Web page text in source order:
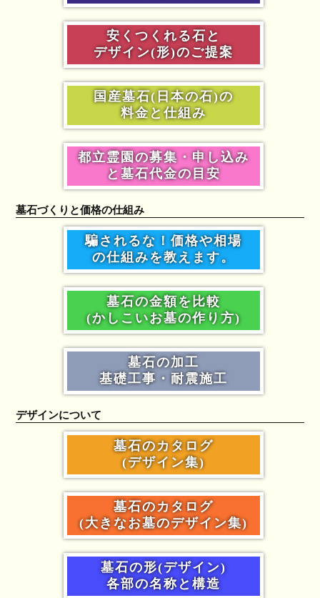
安くつくれる石と
デザイン(形)のご提案
国産墓石(日本の石)の
料金と仕組み
都立霊園の募集・申し込み
と墓石代金の目安
墓石づくりと価格の仕組み
騙されるな！価格や相場
の仕組みを教えます。
墓石の金額を比較
(かしこいお墓の作り方)
墓石の加工
基礎工事・耐震施工
デザインについて
墓石のカタログ
(デザイン集)
墓石のカタログ
(大きなお墓のデザイン集)
墓石の形(デザイン)
各部の名称と構造